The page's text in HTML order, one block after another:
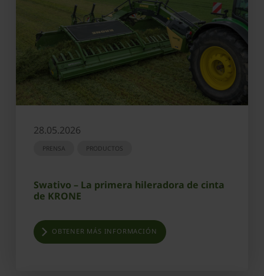
28.05.2026
PRENSA PRODUCTOS
Swativo – La primera hileradora de cinta
de KRONE
OBTENER MÁS INFORMACIÓN